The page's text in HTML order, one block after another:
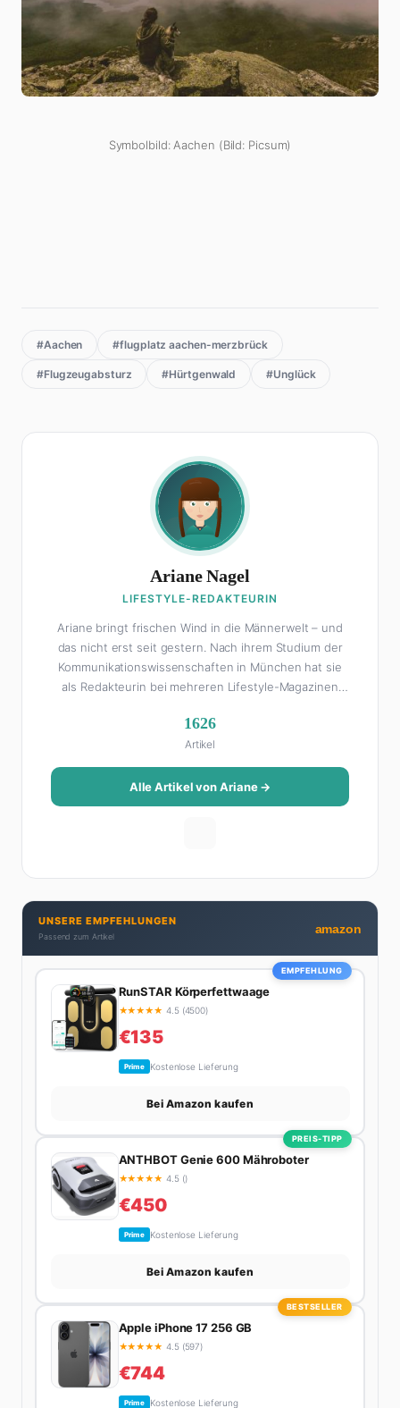
Symbolbild: Aachen (Bild: Picsum)
#Aachen #flugplatz aachen-merzbrück
#Flugzeugabsturz #Hürtgenwald #Unglück
Ariane Nagel
LIFESTYLE-REDAKTEURIN
Ariane bringt frischen Wind in die Männerwelt – und
das nicht erst seit gestern. Nach ihrem Studium der
Kommunikationswissenschaften in München hat sie
als Redakteurin bei mehreren Lifestyle-Magazinen
Als Lifestyle-Redakteurin schreibt sie über alles, was
das Leben schöner macht: von Interior Design und
Reise-Tipps über Food-Trends bis hin zu
Beziehungsratgebern, die auch Männer gerne lesen.
Ihre Geheimwaffe: Sie weiß genau, was Frauen an
Brunch-Spot der Stadt. Ihre Interior-Tipps basieren
auf echter Erfahrung – ihre Wohnung wurde schon
zweimal in Design-Blogs gefeatured.
1626
Artikel
Alle Artikel von Ariane →
UNSERE EMPFEHLUNGEN
Passend zum Artikel
amazon
EMPFEHLUNG
RunSTAR Körperfettwaage
★★★★★ 4.5 (4500)
€135
Prime Kostenlose Lieferung
Bei Amazon kaufen
PREIS-TIPP
ANTHBOT Genie 600 Mähroboter
★★★★★ 4.5 ()
€450
Prime Kostenlose Lieferung
Bei Amazon kaufen
BESTSELLER
Apple iPhone 17 256 GB
★★★★★ 4.5 (597)
€744
Prime Kostenlose Lieferung